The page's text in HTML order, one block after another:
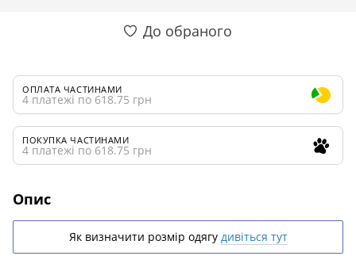
До обраного
ОПЛАТА ЧАСТИНАМИ
4 платежі по 618.75 грн
ПОКУПКА ЧАСТИНАМИ
4 платежі по 618.75 грн
Опис
Як визначити розмір одягу дивіться тут